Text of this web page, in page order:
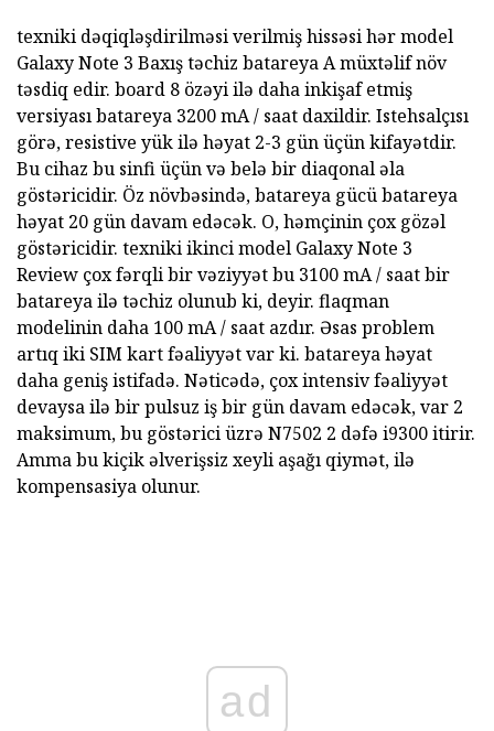
texniki dəqiqləşdirilməsi verilmiş hissəsi hər model
Galaxy Note 3 Baxış təchiz batareya A müxtəlif növ
təsdiq edir. board 8 özəyi ilə daha inkişaf etmiş
versiyası batareya 3200 mA / saat daxildir. Istehsalçısı
görə, resistive yük ilə həyat 2-3 gün üçün kifayətdir.
Bu cihaz bu sinfi üçün və belə bir diaqonal əla
göstəricidir. Öz növbəsində, batareya gücü batareya
həyat 20 gün davam edəcək. O, həmçinin çox gözəl
göstəricidir. texniki ikinci model Galaxy Note 3
Review çox fərqli bir vəziyyət bu 3100 mA / saat bir
batareya ilə təchiz olunub ki, deyir. flaqman
modelinin daha 100 mA / saat azdır. Əsas problem
artıq iki SIM kart fəaliyyət var ki. batareya həyat
daha geniş istifadə. Nəticədə, çox intensiv fəaliyyət
devaysa ilə bir pulsuz iş bir gün davam edəcək, var 2
maksimum, bu göstərici üzrə N7502 2 dəfə i9300 itirir.
Amma bu kiçik əlverişsiz xeyli aşağı qiymət, ilə
kompensasiya olunur.
ad